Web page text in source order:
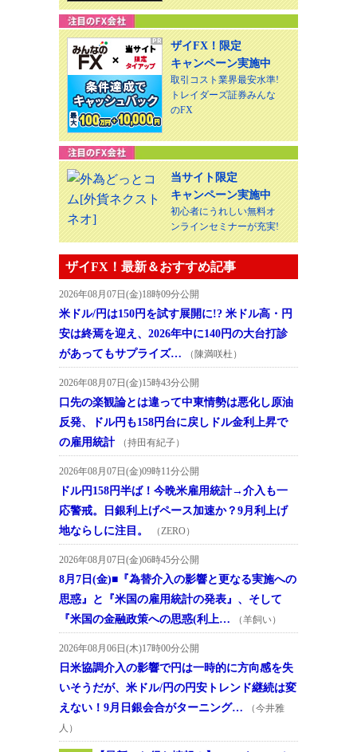
ザイFX！限定
キャンペーン実施中
取引コスト業界最安水準!
トレイダーズ証券みんな
のFX
当サイト限定
キャンペーン実施中
初心者にうれしい無料オ
ンラインセミナーが充実!
ザイFX！最新＆おすすめ記事
2026年08月07日(金)18時09分公開
米ドル/円は150円を試す展開に!? 米ドル高・円
安は終焉を迎え、2026年中に140円の大台打診
があってもサプライズ…
（陳満咲杜）
2026年08月07日(金)15時43分公開
口先の楽観論とは違って中東情勢は悪化し原油
反発、ドル円も158円台に戻しドル金利上昇で
の雇用統計
（持田有紀子）
2026年08月07日(金)09時11分公開
ドル円158円半ば！今晩米雇用統計→介入も一
応警戒。日銀利上げペース加速か？9月利上げ
地ならしに注目。
（ZERO）
2026年08月07日(金)06時45分公開
8月7日(金)■『為替介入の影響と更なる実施への
思惑』と『米国の雇用統計の発表』、そして
『米国の金融政策への思惑(利上…
（羊飼い）
2026年08月06日(木)17時00分公開
日米協調介入の影響で円は一時的に方向感を失
いそうだが、米ドル/円の円安トレンド継続は変
えない！9月日銀会合がターニング…
（今井雅
人）